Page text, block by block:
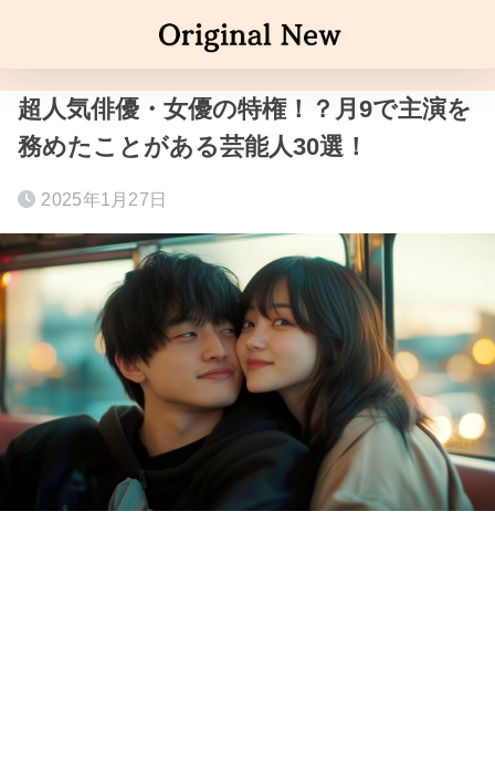
超人気俳優・女優の特権！？月9で主演を
務めたことがある芸能人30選！
2025年1月27日